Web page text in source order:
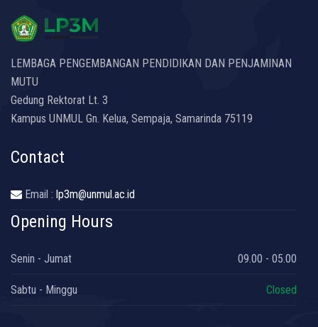
LEMBAGA PENGEMBANGAN PENDIDIKAN DAN PENJAMINAN
MUTU
Gedung Rektorat Lt. 3
Kampus UNMUL Gn. Kelua, Sempaja, Samarinda 75119
Contact
Email : lp3m@unmul.ac.id
Opening Hours
Senin - Jumat 09.00 - 05.00
Sabtu - Minggu Closed